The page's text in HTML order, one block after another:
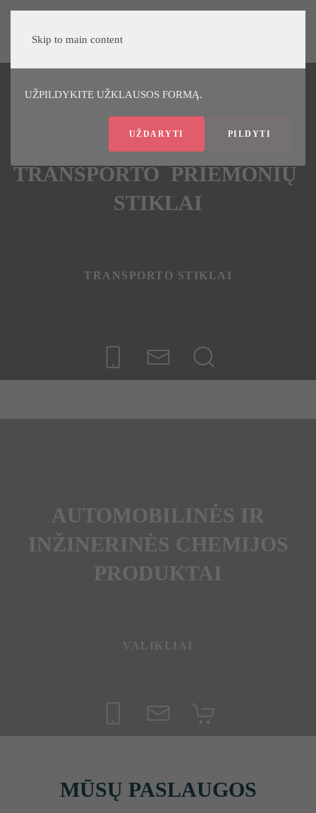
Skip to main content
TRANSPORTO
AUTOMOBILIŲ
AUTOMOBILINĖS IR
INŽINERINĖS CHEMIJOS
PRODUKTAI
VALIKLIAI
MŪSŲ PASLAUGOS
ĮDOMU, KIEK KAINUOTŲ JŪSŲ AUTOMOBILIO
UŽPILDYKITE UŽKLAUSOS FORMĄ.
UŽDARYTI PILDYTI